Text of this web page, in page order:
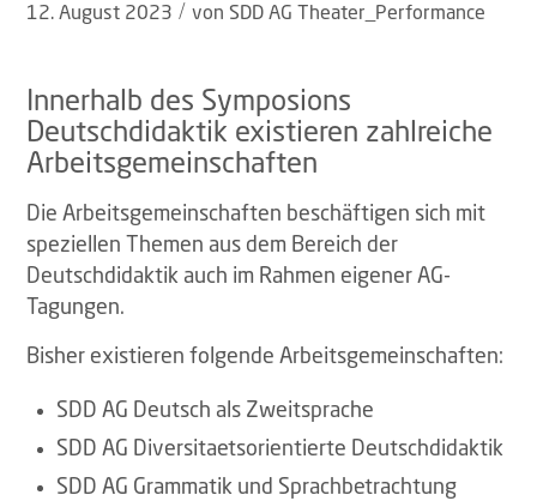
12. August 2023 / von SDD AG Theater_Performance
Innerhalb des Symposions
Deutschdidaktik existieren zahlreiche
Arbeitsgemeinschaften
Die Arbeitsgemeinschaften beschäftigen sich mit
speziellen Themen aus dem Bereich der
Deutschdidaktik auch im Rahmen eigener AG-
Tagungen.
Bisher existieren folgende Arbeitsgemeinschaften:
SDD AG Deutsch als Zweitsprache
SDD AG Diversitaetsorientierte Deutschdidaktik
SDD AG Grammatik und Sprachbetrachtung